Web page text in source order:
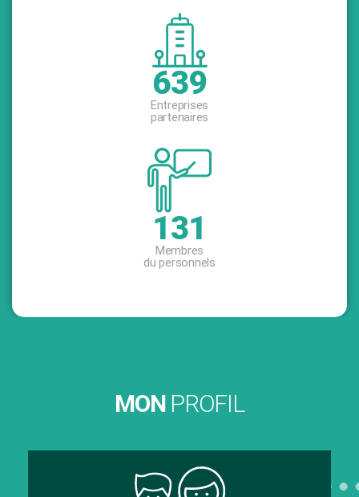
870
Entreprises
partenaires
178
Membres
du personnels
MON PROFIL